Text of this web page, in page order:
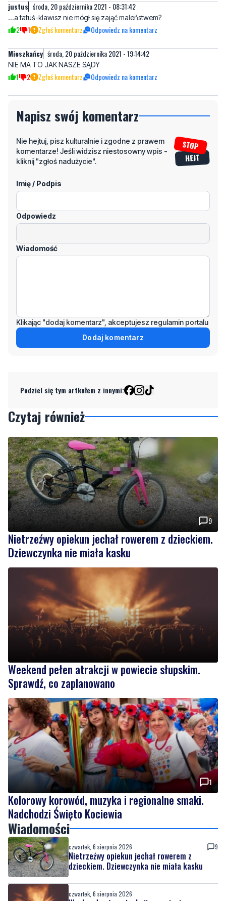
justus środa, 20 października 2021 - 08:31:42
...a tatuś-klawisz nie mógł się zająć maleństwem?
2 1 Zgłoś komentarz Odpowiedz na komentarz
Mieszkańcy środa, 20 października 2021 - 19:14:42
NIE MA TO JAK NASZE SĄDY
1 2 Zgłoś komentarz Odpowiedz na komentarz
Napisz swój komentarz
Nie hejtuj, pisz kulturalnie i zgodne z prawem
komentarze! Jeśli widzisz niestosowny wpis -
kliknij "zgłoś nadużycie".
Imię / Podpis
Odpowiedz
Wiadomość
Klikając "dodaj komentarz", akceptujesz regulamin portalu
Dodaj komentarz
Podziel się tym artkułem z innymi:
Czytaj również
9
Nietrzeźwy opiekun jechał rowerem z dzieckiem.
Dziewczynka nie miała kasku
Weekend pełen atrakcji w powiecie słupskim.
Sprawdź, co zaplanowano
1
Kolorowy korowód, muzyka i regionalne smaki.
Nadchodzi Święto Kociewia
Wiadomości
czwartek, 6 sierpnia 2026 9
Nietrzeźwy opiekun jechał rowerem z
dzieckiem. Dziewczynka nie miała kasku
czwartek, 6 sierpnia 2026